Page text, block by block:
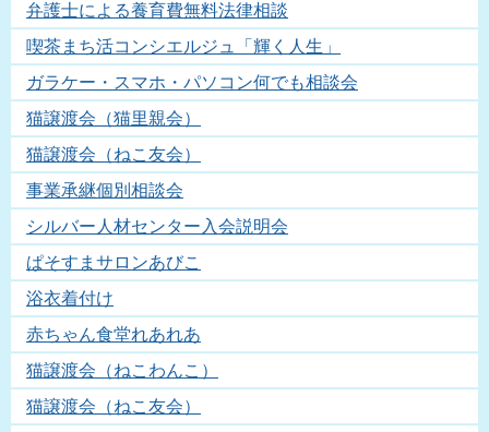
弁護士による養育費無料法律相談
喫茶まち活コンシエルジュ「輝く人生」
ガラケー・スマホ・パソコン何でも相談会
猫譲渡会（猫里親会）
猫譲渡会（ねこ友会）
事業承継個別相談会
シルバー人材センター入会説明会
ぱそすまサロンあびこ
浴衣着付け
赤ちゃん食堂れあれあ
猫譲渡会（ねこわんこ）
猫譲渡会（ねこ友会）